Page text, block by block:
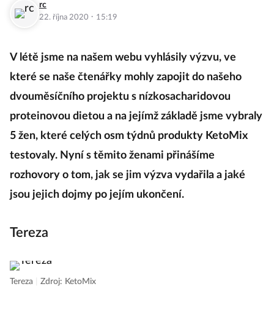
rc
22. října 2020 · 15:19
V létě jsme na našem webu vyhlásily výzvu, ve
které se naše čtenářky mohly zapojit do našeho
dvouměsíčního projektu s nízkosacharidovou
proteinovou dietou a na jejímž základě jsme vybraly
5 žen, které celých osm týdnů produkty KetoMix
testovaly. Nyní s těmito ženami přinášíme
rozhovory o tom, jak se jim výzva vydařila a jaké
jsou jejich dojmy po jejím ukončení.
Tereza
Tereza Zdroj: KetoMix